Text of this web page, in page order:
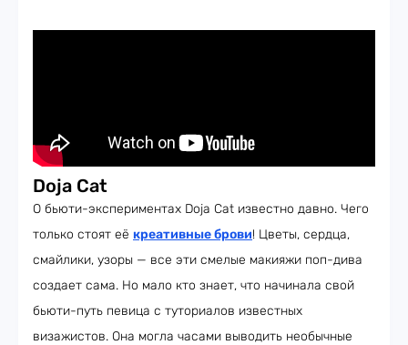
Doja Cat
О бьюти-экспериментах Doja Cat известно давно. Чего
только стоят её креативные брови! Цветы, сердца,
смайлики, узоры — все эти смелые макияжи поп-дива
создает сама. Но мало кто знает, что начинала свой
бьюти-путь певица с туториалов известных
визажистов. Она могла часами выводить необычные